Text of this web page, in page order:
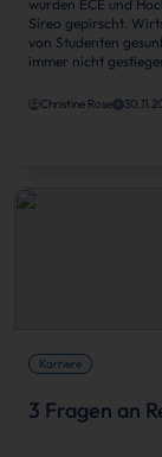
wurden ECE und
Sireo gepirscht.
von Studenten
immer nicht
Christine Rose
Karriere
3 Fragen an